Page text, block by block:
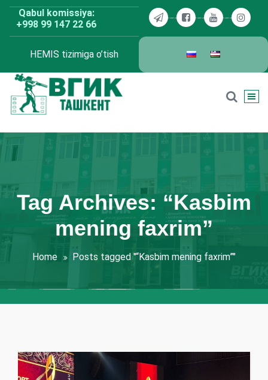
Skip
content
Qabul komissiya:
+998 99 147 22 66
HEMIS tizimiga o’tish
Tag Archives: “Kasbim
mening faxrim”
Home Posts tagged "“Kasbim mening faxrim”"